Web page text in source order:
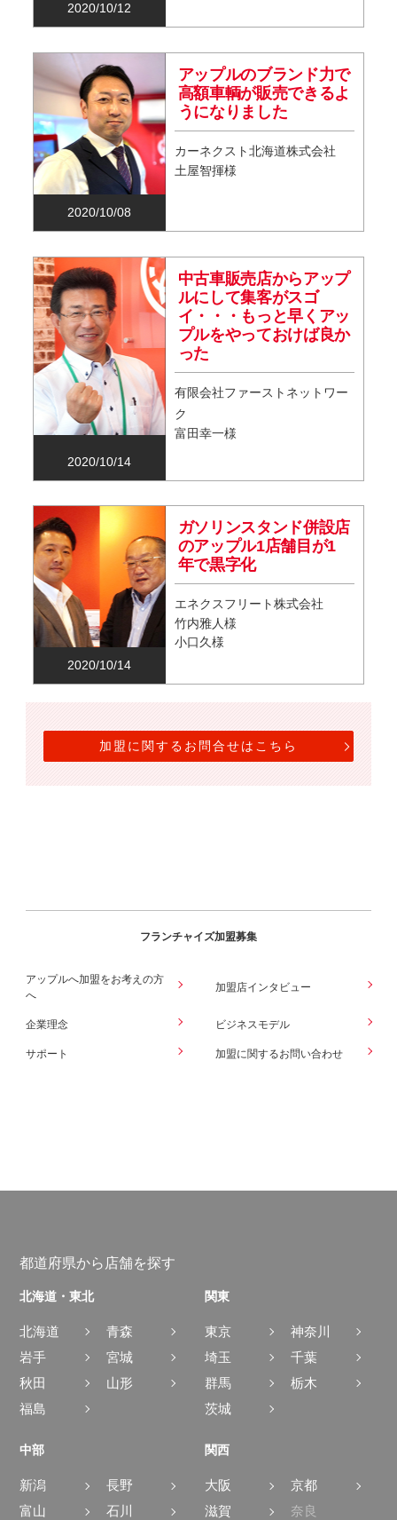
2020/10/12
アップルのブランド力で
高額車輌が販売できるよ
うになりました
カーネクスト北海道株式会社
土屋智揮様
2020/10/08
中古車販売店からアップ
ルにして集客がスゴ
イ・・・もっと早くアッ
プルをやっておけば良か
った
有限会社ファーストネットワー
ク
富田幸一様
2020/10/14
ガソリンスタンド併設店
のアップル1店舗目が1
年で黒字化
エネクスフリート株式会社
竹内雅人様
小口久様
2020/10/14
加盟に関するお問合せはこちら
フランチャイズ加盟募集
アップルへ加盟をお考えの方
へ
加盟店インタビュー
企業理念 ビジネスモデル
サポート 加盟に関するお問い合わせ
都道府県から店舗を探す
北海道・東北
北海道
青森
岩手
宮城
秋田
山形
福島
関東
東京
神奈川
埼玉
千葉
群馬
栃木
茨城
中部
新潟
長野
富山
石川
関西
大阪
京都
滋賀
奈良